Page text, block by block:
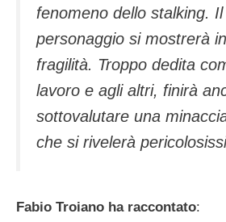
fenomeno dello stalking.
personaggio si mostrerà
fragilità. Troppo dedita
lavoro e agli altri, finirà
sottovalutare una
che si rivelerà
Fabio Troiano ha raccontato: